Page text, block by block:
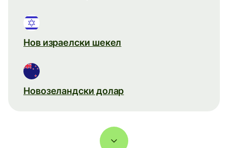
Нов израелски шекел
Новозеландски долар